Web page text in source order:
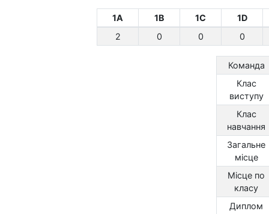
1A 1B 1C
1D
2
0 0 0
Команда
Клас
виступу
Клас
навчання
Загальне
місце
Місце по
класу
Диплом